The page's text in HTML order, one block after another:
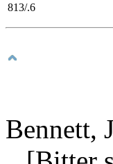
813/.6
Bennett,